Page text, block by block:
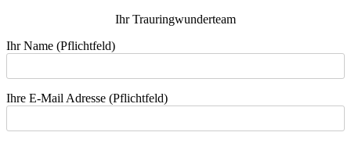
Ihr Trauringwunderteam
Ihr Name (Pflichtfeld)
Ihre E-Mail Adresse (Pflichtfeld)